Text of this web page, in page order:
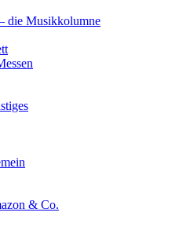
die Musikkolumne
& Co.